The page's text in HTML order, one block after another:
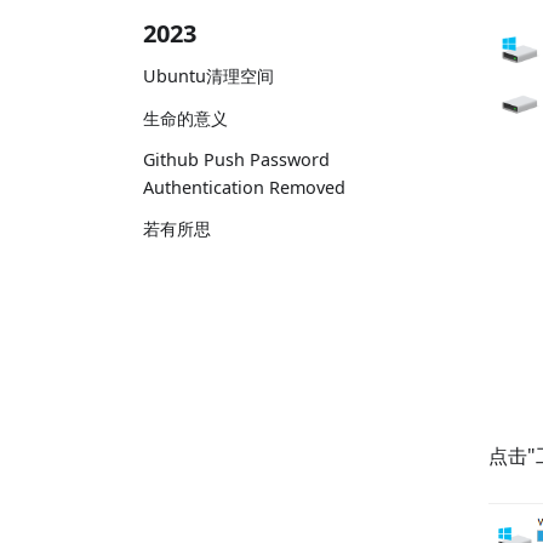
2023
Ubuntu清理空间
生命的意义
Github Push Password
Authentication Removed
若有所思
点击"